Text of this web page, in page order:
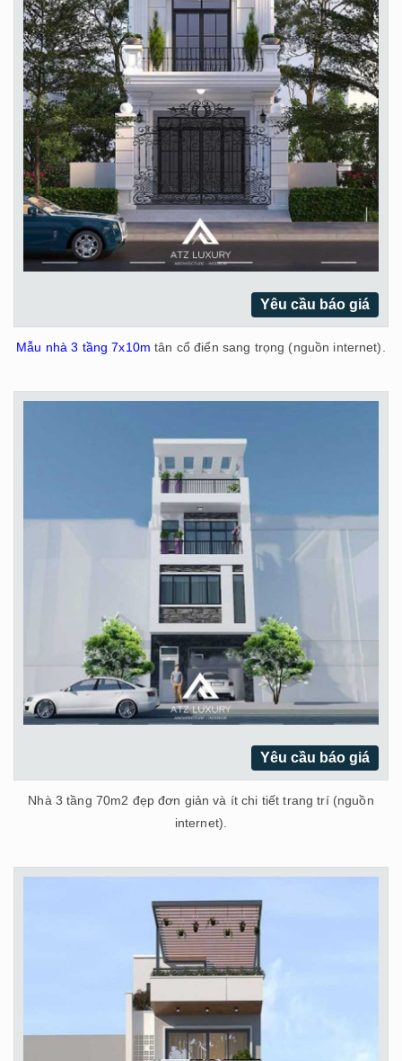
Yêu cầu báo giá
Mẫu nhà 3 tầng 7x10m tân cổ điển sang trọng (nguồn internet).
Yêu cầu báo giá
Nhà 3 tầng 70m2 đẹp đơn giản và ít chi tiết trang trí (nguồn
internet).